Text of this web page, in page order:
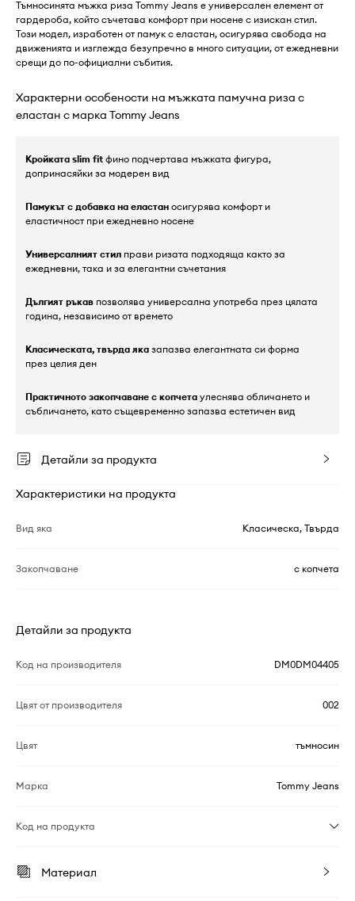
Тъмносинята мъжка риза Tommy Jeans е универсален елемент от
гардероба, който съчетава комфорт при носене с изискан стил.
Този модел, изработен от памук с еластан, осигурява свобода на
движенията и изглежда безупречно в много ситуации, от ежедневни
срещи до по-официални събития.
Характерни особености на мъжката памучна риза с
еластан с марка Tommy Jeans
Кройката slim fit фино подчертава мъжката фигура,
допринасяйки за модерен вид
Памукът с добавка на еластан осигурява комфорт и
еластичност при ежедневно носене
Универсалният стил прави ризата подходяща както за
ежедневни, така и за елегантни съчетания
Дългият ръкав позволява универсална употреба през цялата
година, независимо от времето
Класическата, твърда яка запазва елегантната си форма
през целия ден
Практичното закопчаване с копчета улеснява обличането и
събличането, като същевременно запазва естетичен вид
Детайли за продукта
Характеристики на продукта
Вид яка Класическа, Твърда
Закопчаване с копчета
Детайли за продукта
Код на производителя DM0DM04405
Цвят от производителя 002
Цвят тъмносин
Марка Tommy Jeans
Код на продукта
Материал